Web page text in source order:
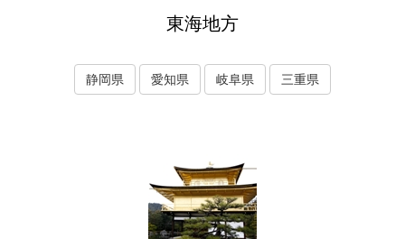
東海地方
静岡県 愛知県 岐阜県 三重県